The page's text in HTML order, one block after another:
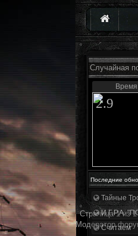
Случайная
2.9
Последние
Тайные
И.Г.Р.А.
Считаем
Страница1из1
Модератор